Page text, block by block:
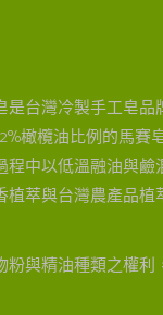
台灣冷製手工皂品
橄欖油比例的馬賽
程中以低溫融油與鹼
萃與台灣農產品植
與精油種類之權利